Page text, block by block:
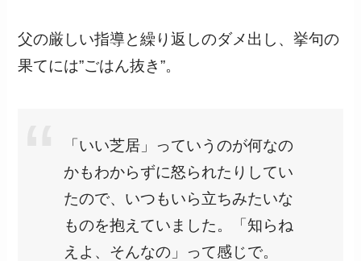
父の厳しい指導と繰り返しのダメ出し、挙句の
果てには”ごはん抜き”。
「いい芝居」っていうのが何なの
かもわからずに怒られたりしてい
たので、いつもいら立ちみたいな
ものを抱えていました。「知らね
えよ、そんなの」って感じで。